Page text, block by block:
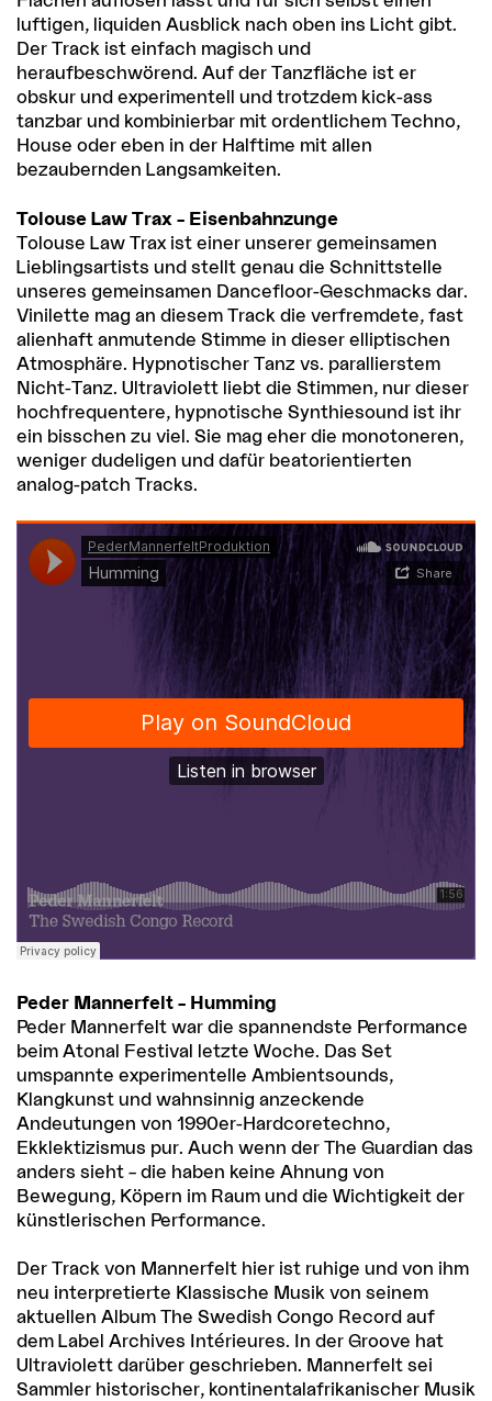
luftigen, liquiden Ausblick nach oben ins Licht gibt.
Der Track ist einfach magisch und
heraufbeschwörend. Auf der Tanzfläche ist er
obskur und experimentell und trotzdem kick-ass
tanzbar und kombinierbar mit ordentlichem Techno,
House oder eben in der Halftime mit allen
bezaubernden Langsamkeiten.
Tolouse Law Trax – Eisenbahnzunge
Tolouse Law Trax ist einer unserer gemeinsamen
Lieblingsartists und stellt genau die Schnittstelle
unseres gemeinsamen Dancefloor-Geschmacks dar.
Vinilette mag an diesem Track die verfremdete, fast
alienhaft anmutende Stimme in dieser elliptischen
Atmosphäre. Hypnotischer Tanz vs. parallierstem
Nicht-Tanz. Ultraviolett liebt die Stimmen, nur dieser
hochfrequentere, hypnotische Synthiesound ist ihr
ein bisschen zu viel. Sie mag eher die monotoneren,
weniger dudeligen und dafür beatorientierten
analog-patch Tracks.
Peder Mannerfelt – Humming
Peder Mannerfelt war die spannendste Performance
beim Atonal Festival letzte Woche. Das Set
umspannte experimentelle Ambientsounds,
Klangkunst und wahnsinnig anzeckende
Andeutungen von 1990er-Hardcoretechno,
Ekklektizismus pur. Auch wenn der The Guardian das
anders sieht – die haben keine Ahnung von
Bewegung, Köpern im Raum und die Wichtigkeit der
künstlerischen Performance.
Der Track von Mannerfelt hier ist ruhige und von ihm
neu interpretierte Klassische Musik von seinem
aktuellen Album The Swedish Congo Record auf
dem Label Archives Intérieures. In der Groove hat
Ultraviolett darüber geschrieben. Mannerfelt sei
Sammler historischer, kontinentalafrikanischer Musik